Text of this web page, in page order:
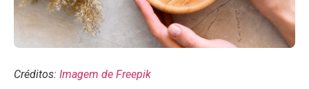
Créditos: Imagem de Freepik